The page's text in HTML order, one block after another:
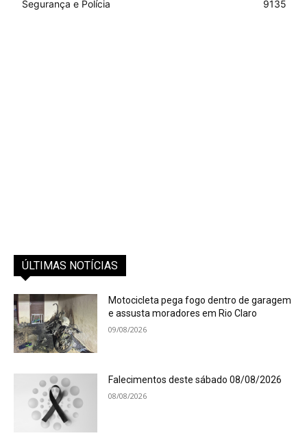
Segurança e Polícia
9135
ÚLTIMAS NOTÍCIAS
Motocicleta pega fogo dentro de garagem
e assusta moradores em Rio Claro
09/08/2026
Falecimentos deste sábado 08/08/2026
08/08/2026